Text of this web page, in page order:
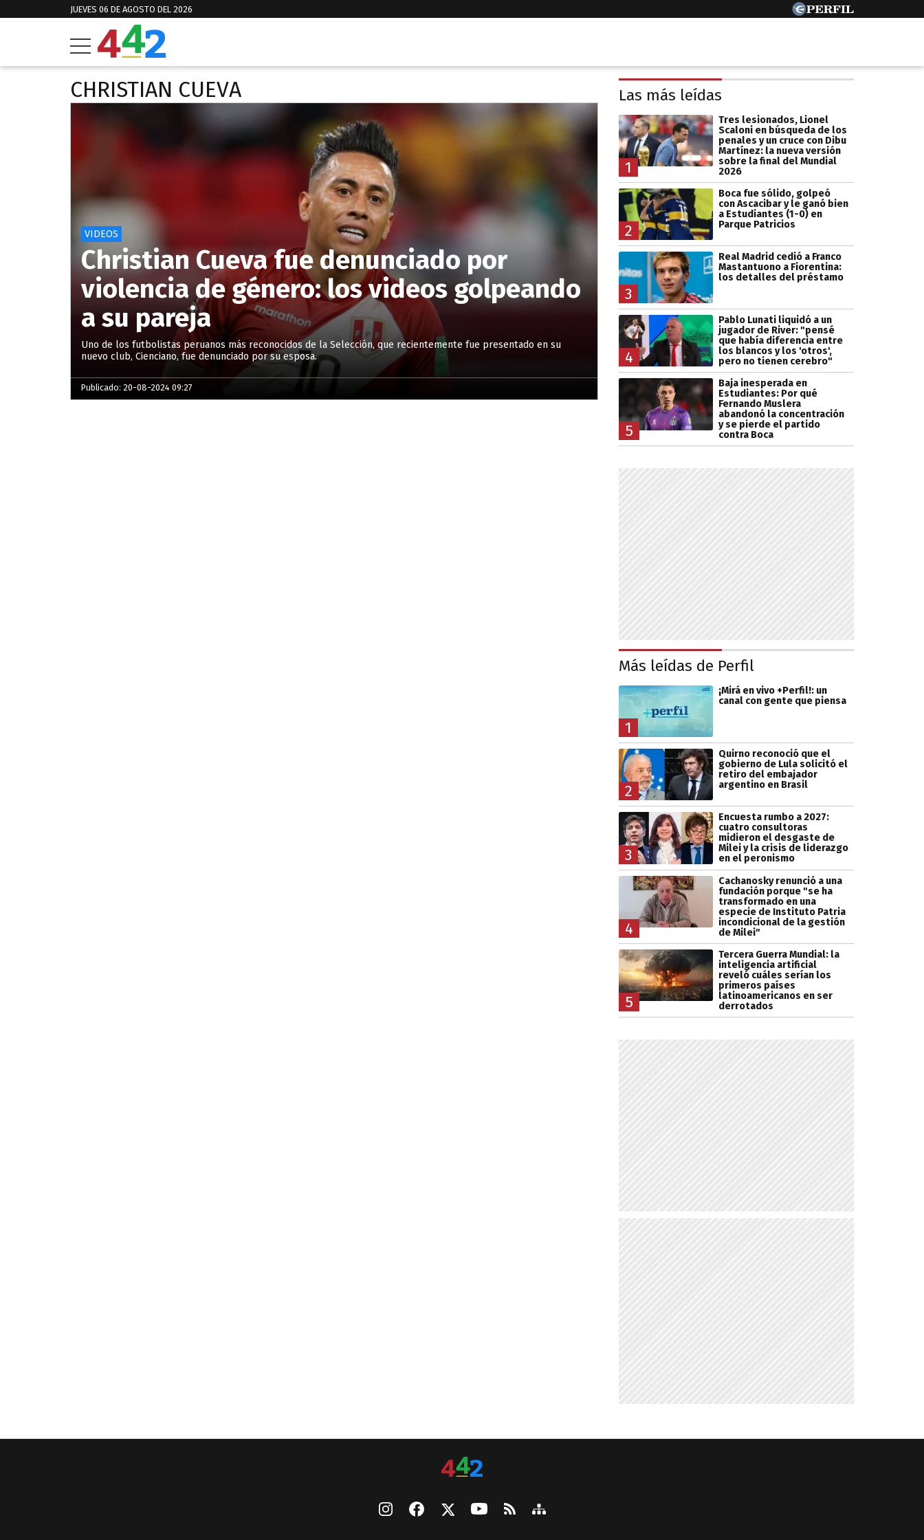
JUEVES 06 DE AGOSTO DEL 2026
CHRISTIAN CUEVA
VIDEOS
Christian Cueva fue denunciado por
violencia de género: los videos golpeando
a su pareja
Uno de los futbolistas peruanos más reconocidos de la Selección, que recientemente fue presentado en su
nuevo club, Cienciano, fue denunciado por su esposa.
Publicado: 20-08-2024 09:27
Las más leídas
1
Tres lesionados, Lionel
Scaloni en búsqueda de los
penales y un cruce con Dibu
Martínez: la nueva versión
sobre la final del Mundial
2026
2
Boca fue sólido, golpeó
con Ascacibar y le ganó bien
a Estudiantes (1-0) en
Parque Patricios
3
Real Madrid cedió a Franco
Mastantuono a Fiorentina:
los detalles del préstamo
4
Pablo Lunati liquidó a un
jugador de River: "pensé
que había diferencia entre
los blancos y los 'otros',
pero no tienen cerebro"
5
Baja inesperada en
Estudiantes: Por qué
Fernando Muslera
abandonó la concentración
y se pierde el partido
contra Boca
Más leídas de Perfil
1
¡Mirá en vivo +Perfil!: un
canal con gente que piensa
2
Quirno reconoció que el
gobierno de Lula solicitó el
retiro del embajador
argentino en Brasil
3
Encuesta rumbo a 2027:
cuatro consultoras
midieron el desgaste de
Milei y la crisis de liderazgo
en el peronismo
4
Cachanosky renunció a una
fundación porque "se ha
transformado en una
especie de Instituto Patria
incondicional de la gestión
de Milei"
5
Tercera Guerra Mundial: la
inteligencia artificial
reveló cuáles serían los
primeros países
latinoamericanos en ser
derrotados